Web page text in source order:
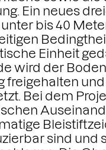
Ein neues
bis 40
Einheit
wird der
freigehalten
Bei dem
sind und